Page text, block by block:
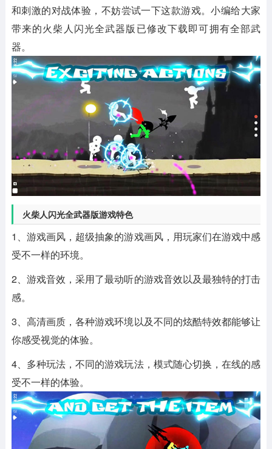
和刺激的对战体验，不妨尝试一下这款游戏。小编给大家
带来的火柴人闪光全武器版已修改下载即可拥有全部武
器。
火柴人闪光全武器版游戏特色
1、游戏画风，超级抽象的游戏画风，用玩家们在游戏中感
受不一样的环境。
2、游戏音效，采用了最动听的游戏音效以及最独特的打击
感。
3、高清画质，各种游戏环境以及不同的炫酷特效都能够让
你感受视觉的体验。
4、多种玩法，不同的游戏玩法，模式随心切换，在线的感
受不一样的体验。